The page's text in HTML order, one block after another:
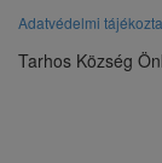
Adatvédelmi
Tarhos Község